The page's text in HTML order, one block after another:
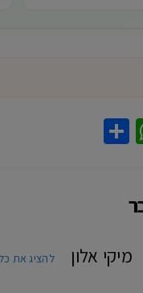
WhatsApp
מיקי אלון להציג את